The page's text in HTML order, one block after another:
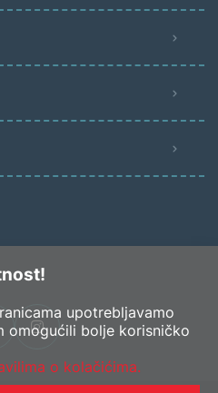
upotrebljavamo
omogućili bolje korisničko
o kolačićima.